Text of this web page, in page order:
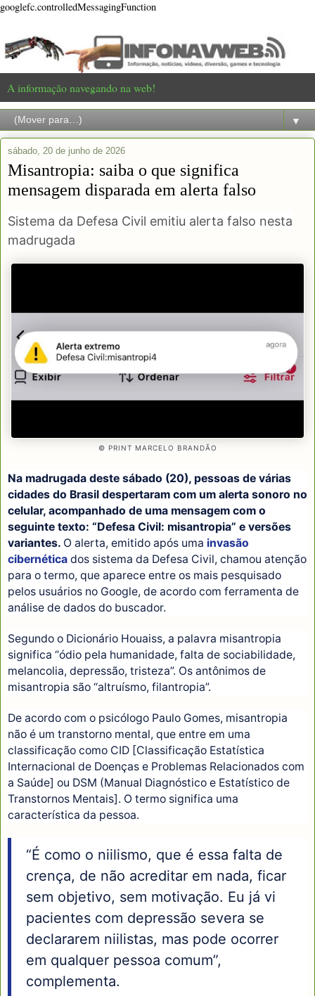
googlefc.controlledMessagingFunction
A informação navegando na web!
▼
sábado, 20 de junho de 2026
Misantropia: saiba o que significa
mensagem disparada em alerta falso
Sistema da Defesa Civil emitiu alerta falso nesta
madrugada
© PRINT MARCELO BRANDÃO
Na madrugada deste sábado (20), pessoas de várias
cidades do Brasil despertaram com um alerta sonoro no
celular, acompanhado de uma mensagem com o
seguinte texto: “Defesa Civil: misantropia” e versões
variantes. O alerta, emitido após uma invasão
cibernética dos sistema da Defesa Civil, chamou atenção
para o termo, que aparece entre os mais pesquisado
pelos usuários no Google, de acordo com ferramenta de
análise de dados do buscador.
Segundo o Dicionário Houaiss, a palavra misantropia
significa “ódio pela humanidade, falta de sociabilidade,
melancolia, depressão, tristeza”. Os antônimos de
misantropia são “altruísmo, filantropia”.
De acordo com o psicólogo Paulo Gomes, misantropia
não é um transtorno mental, que entre em uma
classificação como CID [Classificação Estatística
Internacional de Doenças e Problemas Relacionados com
a Saúde] ou DSM (Manual Diagnóstico e Estatístico de
Transtornos Mentais]. O termo significa uma
característica da pessoa.
“É como o niilismo, que é essa falta de
crença, de não acreditar em nada, ficar
sem objetivo, sem motivação. Eu já vi
pacientes com depressão severa se
declararem niilistas, mas pode ocorrer
em qualquer pessoa comum”,
complementa.